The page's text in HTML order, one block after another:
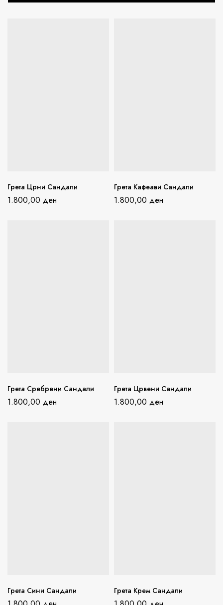
Грета Црни Сандали
1.800,00 ден
Грета Кафеави Сандали
1.800,00 ден
Грета Сребрени Сандали
1.800,00 ден
Грета Црвени Сандали
1.800,00 ден
Грета Сини Сандали Грета Крем Сандали